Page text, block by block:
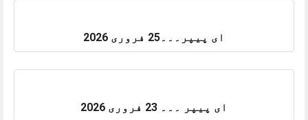
ای پیپر۔۔۔25 فروری 2026
ای پیپر ۔۔۔ 23 فروری 2026